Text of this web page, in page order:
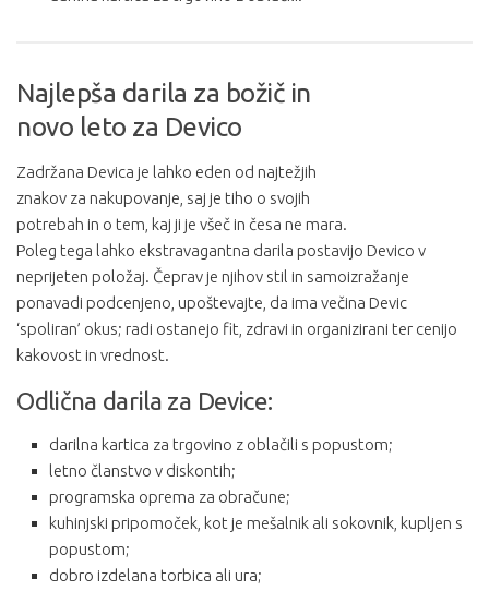
Najlepša darila za božič in
novo leto za Devico
Zadržana Devica je lahko eden od najtežjih
znakov za nakupovanje, saj je tiho o svojih
potrebah in o tem, kaj ji je všeč in česa ne mara.
Poleg tega lahko ekstravagantna darila postavijo Devico v
neprijeten položaj. Čeprav je njihov stil in samoizražanje
ponavadi podcenjeno, upoštevajte, da ima večina Devic
‘spoliran’ okus; radi ostanejo fit, zdravi in organizirani ter cenijo
kakovost in vrednost.
Odlična darila za Device:
darilna kartica za trgovino z oblačili s popustom;
letno članstvo v diskontih;
programska oprema za obračune;
kuhinjski pripomoček, kot je mešalnik ali sokovnik, kupljen s
popustom;
dobro izdelana torbica ali ura;